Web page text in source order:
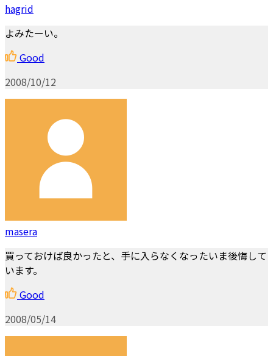
hagrid
よみたーい。
Good
2008/10/12
masera
買っておけば良かったと、手に入らなくなったいま後悔して
います。
Good
2008/05/14